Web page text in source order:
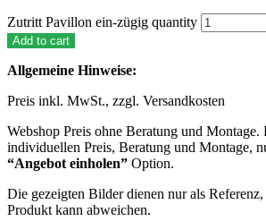
Zutritt Pavillon ein-zügig quantity
Add to cart
Allgemeine Hinweise:
Preis inkl. MwSt., zzgl. Versandkosten
Webshop Preis ohne Beratung und Montage.
individuellen Preis, Beratung und Montage,
“Angebot einholen” Option.
Die gezeigten Bilder dienen nur als Referenz,
Produkt kann abweichen.